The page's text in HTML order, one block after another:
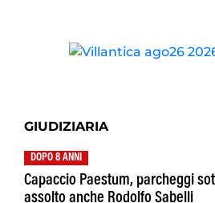
GIUDIZIARIA
DOPO 8 ANNI
Capaccio Paestum, parcheggi
assolto anche Rodolfo Sabelli